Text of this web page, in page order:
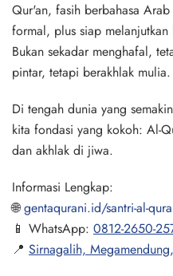
Qur'an, fasih berbahasa
formal, plus siap
Bukan sekadar menghafal,
pintar, tetapi berakhlak mulia.
Di tengah dunia yang
kita fondasi yang kokoh: Al-
dan akhlak di jiwa.
Informasi Lengkap:
🌐gentaqurani.id/santri-al-
📱 WhatsApp: 0812-2650-
📍 Sirnagalih,